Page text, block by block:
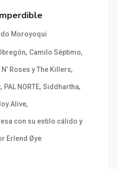
Moroyoqui
, Camilo Séptimo,
N’ Roses y The Killers,
, PAL NORTE, Siddhartha,
Alive,
con su estilo cálido y
Erlend Øye